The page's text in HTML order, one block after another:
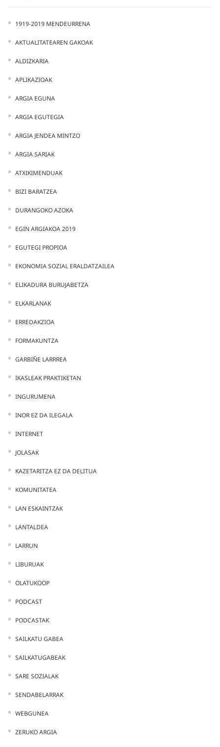
1919-2019 MENDEURRENA
AKTUALITATEAREN GAKOAK
ALDIZKARIA
APLIKAZIOAK
ARGIA EGUNA
ARGIA EGUTEGIA
ARGIA JENDEA MINTZO
ARGIA SARIAK
ATXIKIMENDUAK
BIZI BARATZEA
DURANGOKO AZOKA
EGIN ARGIAKOA 2019
EGUTEGI PROPIOA
EKONOMIA SOZIAL ERALDATZAILEA
ELIKADURA BURUJABETZA
ELKARLANAK
ERREDAKZIOA
FORMAKUNTZA
GARBIÑE LARRREA
IKASLEAK PRAKTIKETAN
INGURUMENA
INOR EZ DA ILEGALA
INTERNET
JOLASAK
KAZETARITZA EZ DA DELITUA
KOMUNITATEA
LAN ESKAINTZAK
LANTALDEA
LARRUN
LIBURUAK
OLATUKOOP
PODCAST
PODCASTAK
SAILKATU GABEA
SAILKATUGABEAK
SARE SOZIALAK
SENDABELARRAK
WEBGUNEA
ZERUKO ARGIA